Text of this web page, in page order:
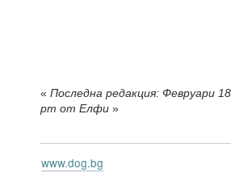
« Последна редакция: Февруари
pm от Елфи »
www.dog.bg